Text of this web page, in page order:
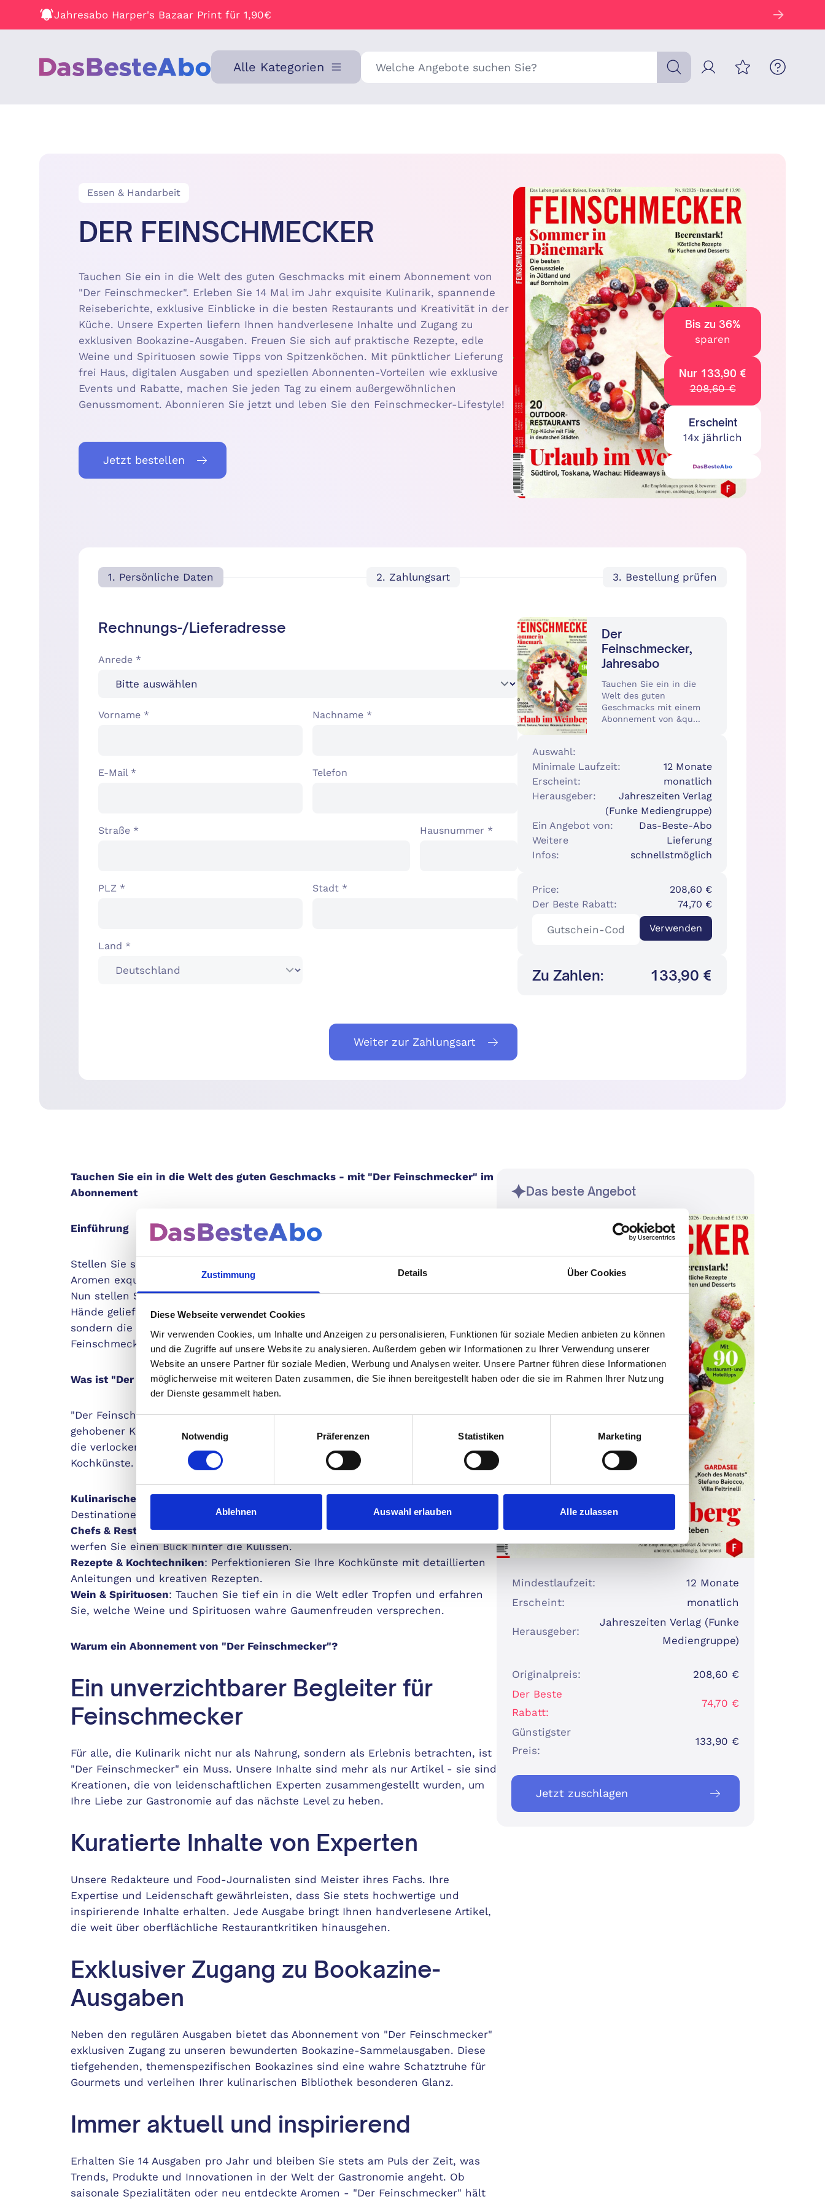
Zustimmung Details Über Cookies
Diese Webseite verwendet Cookies
Wir verwenden Cookies, um Inhalte und Anzeigen zu personalisieren, Funktionen für soziale Medien anbieten zu können
und die Zugriffe auf unsere Website zu analysieren. Außerdem geben wir Informationen zu Ihrer Verwendung unserer
Website an unsere Partner für soziale Medien, Werbung und Analysen weiter. Unsere Partner führen diese Informationen
möglicherweise mit weiteren Daten zusammen, die Sie ihnen bereitgestellt haben oder die sie im Rahmen Ihrer Nutzung
der Dienste gesammelt haben.
Notwendig
Präferenzen Statistiken Marketing
Ablehnen Auswahl erlauben Alle zulassen
Jahresabo Harper's Bazaar Print für 1,90€
Alle Kategorien
Suche
Essen & Handarbeit
DER FEINSCHMECKER
Tauchen Sie ein in die Welt des guten Geschmacks mit einem Abonnement von
"Der Feinschmecker". Erleben Sie 14 Mal im Jahr exquisite Kulinarik, spannende
Reiseberichte, exklusive Einblicke in die besten Restaurants und Kreativität in der
Küche. Unsere Experten liefern Ihnen handverlesene Inhalte und Zugang zu
exklusiven Bookazine-Ausgaben. Freuen Sie sich auf praktische Rezepte, edle
Weine und Spirituosen sowie Tipps von Spitzenköchen. Mit pünktlicher Lieferung
frei Haus, digitalen Ausgaben und speziellen Abonnenten-Vorteilen wie exklusive
Events und Rabatte, machen Sie jeden Tag zu einem außergewöhnlichen
Genussmoment. Abonnieren Sie jetzt und leben Sie den Feinschmecker-Lifestyle!
Jetzt bestellen
Bis zu 36%
sparen
Nur 133,90 €
208,60 €
Erscheint
14x jährlich
1. Persönliche Daten 2. Zahlungsart 3. Bestellung prüfen
Rechnungs-/Lieferadresse
Anrede *
Vorname * Nachname *
E-Mail * Telefon
Straße * Hausnummer *
PLZ * Stadt *
Land *
Weiter zur Zahlungsart
Der
Feinschmecker,
Jahresabo
Tauchen Sie ein in die
Welt des guten
Geschmacks mit einem
Abonnement von &qu...
Auswahl:
Minimale Laufzeit:
12 Monate
Erscheint:
monatlich
Herausgeber:
Jahreszeiten Verlag
(Funke Mediengruppe)
Ein Angebot von:
Das-Beste-Abo
Weitere
Infos:
Lieferung
schnellstmöglich
Price:
208,60 €
Der Beste Rabatt:
74,70 €
Verwenden
Zu Zahlen: 133,90 €
Tauchen Sie ein in die Welt des guten Geschmacks - mit "Der Feinschmecker" im
Abonnement
Einführung
Stellen Sie sich vor, Sie sitzen am Tisch eines Luxusbistros, umgeben von den
Aromen exquisiter Gerichte und den Geschichten hinter den Küchen der Welt.
Nun stellen Sie sich vor, all diese gastronomischen Abenteuer direkt in Ihre
Hände geliefert zu bekommen, 14 Mal im Jahr! Dies ist keine ferne Fantasie,
sondern die verführerische Realität mit einem Abonnement von "Der
Feinschmecker".
Was ist "Der Feinschmecker"?
"Der Feinschmecker" ist Ihr ultimativer Begleiter in die unvergleichliche Welt
gehobener Kulinarik. In jeder Ausgabe nehmen wir Sie mit auf eine Reise durch
die verlockendsten Geschmäcker, exklusivsten Restaurants und originellsten
Kochkünste. Erleben Sie:
Kulinarische Reisen
: Entdecken Sie die faszinierendsten gastronomischen
Destinationen weltweit.
Chefs & Restaurants: Lernen Sie die Stars der Gastronomieszene kennen und
werfen Sie einen Blick hinter die Kulissen.
Rezepte & Kochtechniken: Perfektionieren Sie Ihre Kochkünste mit detaillierten
Anleitungen und kreativen Rezepten.
Wein & Spirituosen: Tauchen Sie tief ein in die Welt edler Tropfen und erfahren
Sie, welche Weine und Spirituosen wahre Gaumenfreuden versprechen.
Warum ein Abonnement von "Der Feinschmecker"?
Ein unverzichtbarer Begleiter für
Feinschmecker
Für alle, die Kulinarik nicht nur als Nahrung, sondern als Erlebnis betrachten, ist
"Der Feinschmecker" ein Muss. Unsere Inhalte sind mehr als nur Artikel - sie sind
Kreationen, die von leidenschaftlichen Experten zusammengestellt wurden, um
Ihre Liebe zur Gastronomie auf das nächste Level zu heben.
Kuratierte Inhalte von Experten
Unsere Redakteure und Food-Journalisten sind Meister ihres Fachs. Ihre
Expertise und Leidenschaft gewährleisten, dass Sie stets hochwertige und
inspirierende Inhalte erhalten. Jede Ausgabe bringt Ihnen handverlesene Artikel,
die weit über oberflächliche Restaurantkritiken hinausgehen.
Exklusiver Zugang zu Bookazine-
Ausgaben
Neben den regulären Ausgaben bietet das Abonnement von "Der Feinschmecker"
exklusiven Zugang zu unseren bewunderten Bookazine-Sammelausgaben. Diese
tiefgehenden, themenspezifischen Bookazines sind eine wahre Schatztruhe für
Gourmets und verleihen Ihrer kulinarischen Bibliothek besonderen Glanz.
Immer aktuell und inspirierend
Erhalten Sie 14 Ausgaben pro Jahr und bleiben Sie stets am Puls der Zeit, was
Trends, Produkte und Innovationen in der Welt der Gastronomie angeht. Ob
saisonale Spezialitäten oder neu entdeckte Aromen - "Der Feinschmecker" hält
Das beste Angebot
Mindestlaufzeit:
12 Monate
Erscheint:
monatlich
Herausgeber:
Jahreszeiten Verlag (Funke
Mediengruppe)
Originalpreis:
208,60 €
Der Beste
Rabatt:
74,70 €
Günstigster
Preis:
133,90 €
Jetzt zuschlagen